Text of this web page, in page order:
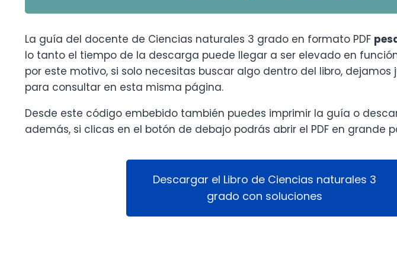
La guía del docente de Ciencias naturales 3 grado en formato PDF
lo tanto el tiempo de la descarga puede llegar a ser elevado en
por este motivo, si solo necesitas buscar algo dentro del libro, dejamos
para consultar en esta misma página.
Desde este código embebido también puedes imprimir la guía o
además, si clicas en el botón de debajo podrás abrir el PDF en grande
Descargar el Libro de Ciencias naturales 3
grado con soluciones